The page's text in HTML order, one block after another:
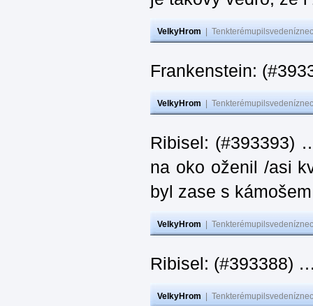
VelkyHrom
Frankenstein:
VelkyHrom
Ribisel: (#393393)
na oko oženil /asi
byl zase s
VelkyHrom
Ribisel: (#393388)
VelkyHrom